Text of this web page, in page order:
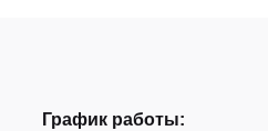
График работы: